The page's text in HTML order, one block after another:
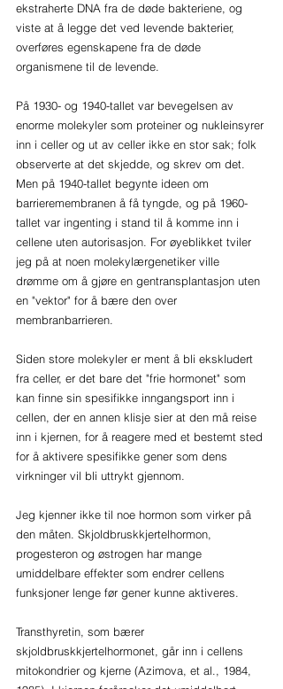
ekstraherte DNA fra de døde bakteriene, og
viste at å legge det ved levende bakterier,
overføres egenskapene fra de døde
organismene til de levende.
På 1930- og 1940-tallet var bevegelsen av
enorme molekyler som proteiner og nukleinsyrer
inn i celler og ut av celler ikke en stor sak; folk
observerte at det skjedde, og skrev om det.
Men på 1940-tallet begynte ideen om
barrieremembranen å få tyngde, og på 1960-
tallet var ingenting i stand til å komme inn i
cellene uten autorisasjon. For øyeblikket tviler
jeg på at noen molekylærgenetiker ville
drømme om å gjøre en gentransplantasjon uten
en "vektor" for å bære den over
membranbarrieren.
Siden store molekyler er ment å bli ekskludert
fra celler, er det bare det "frie hormonet" som
kan finne sin spesifikke inngangsport inn i
cellen, der en annen klisje sier at den må reise
inn i kjernen, for å reagere med et bestemt sted
for å aktivere spesifikke gener som dens
virkninger vil bli uttrykt gjennom.
Jeg kjenner ikke til noe hormon som virker på
den måten. Skjoldbruskkjertelhormon,
progesteron og østrogen har mange
umiddelbare effekter som endrer cellens
funksjoner lenge før gener kunne aktiveres.
Transthyretin, som bærer
skjoldbruskkjertelhormonet, går inn i cellens
mitokondrier og kjerne (Azimova, et al., 1984,